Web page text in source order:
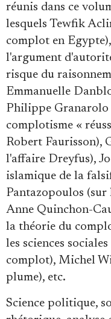
réunis dans ce
lesquels Tewfik
complot en
l'argument
risque du
Emmanuelle
Philippe Granarolo
complotisme «
Robert Faurisson),
l'affaire Dreyfus),
islamique de la
Pantazopoulos
Anne Quinchon-
la théorie du
les sciences
complot), Michel
plume), etc.
Science politique,